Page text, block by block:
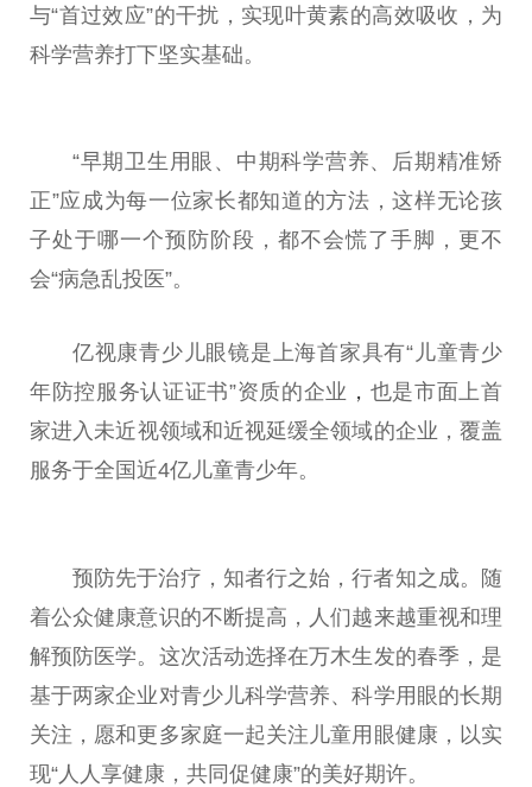
与“首过效应”的干扰，实现叶黄素的高效吸收，为
科学营养打下坚实基础。
“早期卫生用眼、中期科学营养、后期精准矫
正”应成为每一位家长都知道的方法，这样无论孩
子处于哪一个预防阶段，都不会慌了手脚，更不
会“病急乱投医”。
亿视康青少儿眼镜是上海首家具有“儿童青少
年防控服务认证证书”资质的企业 ， 也是市面上首
家进入未近视领域和近视延缓全领域的企业，覆盖
服务于全国近4亿儿童青少年。
预防先于治疗 ，知者行之始，行者知之成。随
着公众健康意识的不断提高，人们越来越重视和理
解预防医学。这次活动选择在万木生发的春季，是
基于两家企业对青少儿科学营养、科学用眼的长期
关注，愿和更多家庭一起关注儿童用眼健康，以实
现“人人享健康，共同促健康”的美好期许。